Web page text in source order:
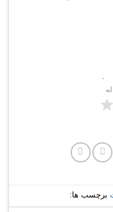
برچسب ها: